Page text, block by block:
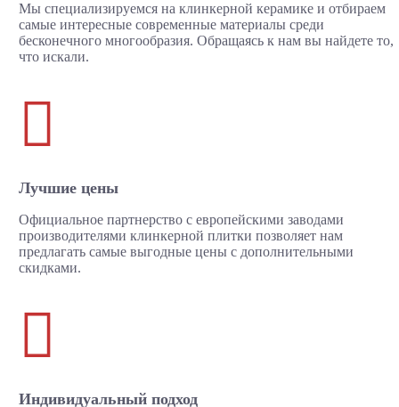
Мы специализируемся на клинкерной керамике и отбираем
самые интересные современные материалы среди
бесконечного многообразия. Обращаясь к нам вы найдете то,
что искали.

Лучшие цены
Официальное партнерство с европейскими заводами
производителями клинкерной плитки позволяет нам
предлагать самые выгодные цены с дополнительными
скидками.

Индивидуальный подход